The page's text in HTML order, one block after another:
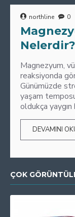
northline 0
Nelerdir?
Magnezyum,
reaksiyonda
Günümüzde
yaşam
oldukça
DEVAMINI
ÇOK